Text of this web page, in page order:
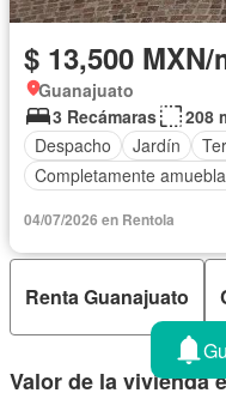
$ 13,500 MXN/
Guanajuato
3 Recámaras
208
Despacho
Jardín
Completamente
04/07/2026 en Rentola
Renta Guanajuato
Valor de la vivienda